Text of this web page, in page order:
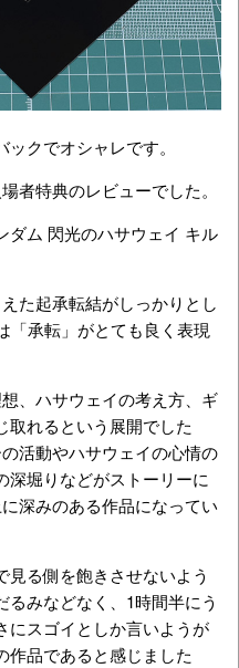
クでオシャレです。
者特典のレビューでした。
ダム 閃光のハサウェイ キル
た起承転結がしっかりとし
「承転」がとても良く表現
、ハサウェイの考え方、ギ
取れるという展開でした
活動やハサウェイの心情の
深堀りなどがストーリーに
深みのある作品になってい
る側を飽きさせないよう
みなどなく、1時間半にう
にスゴイとしか言いようが
作品であると感じました